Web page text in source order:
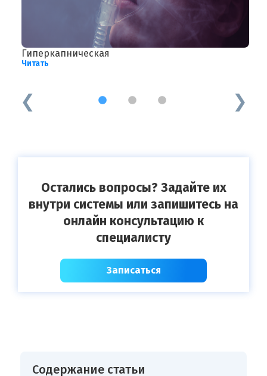
Гиперкапническая
Читать
1 2 3
Остались вопросы? Задайте их
внутри системы или запишитесь на
онлайн консультацию к
специалисту
Записаться
Содержание статьи